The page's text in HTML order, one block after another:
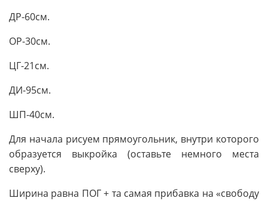
ДР-60см.
ОР-30см.
ЦГ-21см.
ДИ-95см.
ШП-40см.
Для начала рисуем прямоугольник, внутри которого
образуется выкройка (оставьте немного места
сверху).
Ширина равна ПОГ + та самая прибавка на «свободу